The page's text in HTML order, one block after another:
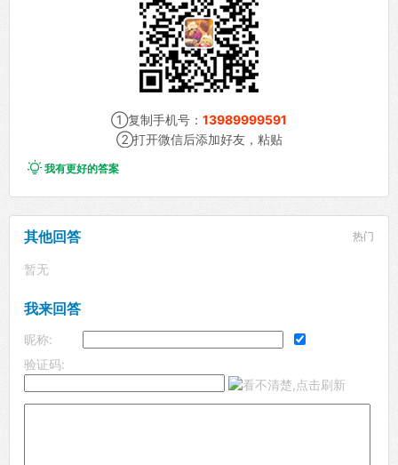
①复制手机号： 13989999591
②打开微信后添加好友，粘贴
我有更好的答案
其他回答 热门
暂无
我来回答
昵称:
验证码: